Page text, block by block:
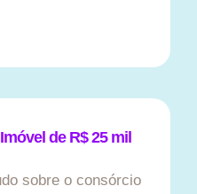
de R$ 25 mil
sobre o consórcio